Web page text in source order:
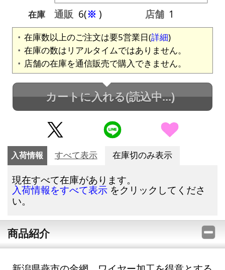
在庫
通販 6(※ ) 店舗 1
在庫数以上のご注文は要5営業日(詳細)
在庫の数はリアルタイムではありません。
店舗の在庫を通信販売で購入できません。
カートに入れる(読込中...)
入荷情報 すべて表示 在庫切のみ表示
現在すべて在庫があります。
入荷情報をすべて表示 をクリックしてくださ
い。
商品紹介